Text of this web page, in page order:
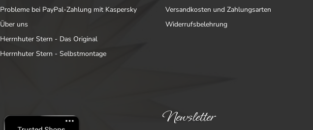
Probleme bei PayPal-Zahlung mit Kaspersky
Über uns
Herrnhuter Stern - Das Original
Herrnhuter Stern - Selbstmontage
Versandkosten und Zahlungsarten
Widerrufsbelehrung
Newsletter